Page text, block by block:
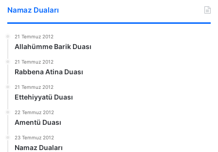
Namaz Duaları
21 Temmuz 2012
Allahümme Barik Duası
21 Temmuz 2012
Rabbena Atina Duası
21 Temmuz 2012
Ettehiyyatü Duası
22 Temmuz 2012
Amentü Duası
23 Temmuz 2012
Namaz Duaları